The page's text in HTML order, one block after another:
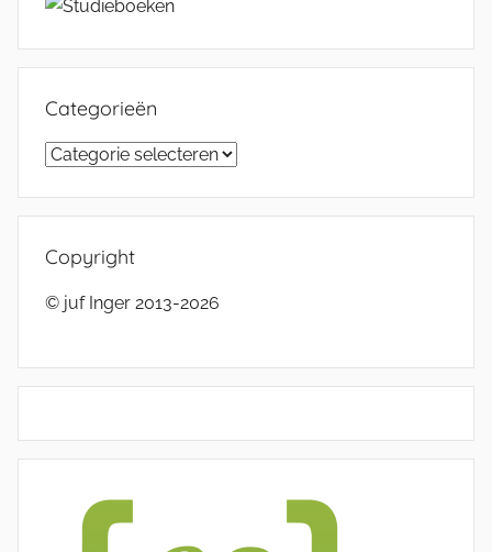
Categorieën
Categorieën
Copyright
© juf Inger 2013-2026